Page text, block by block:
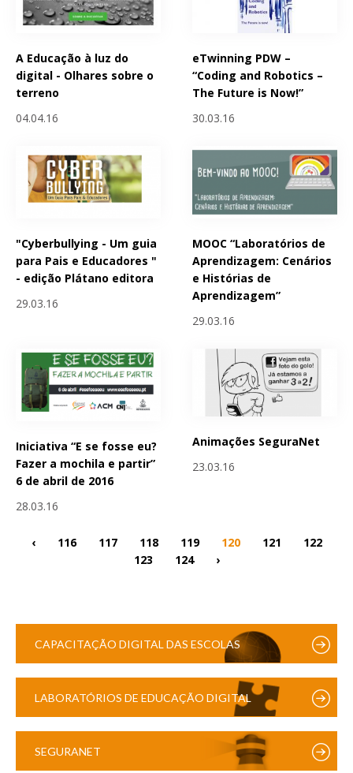
A Educação à luz do
digital - Olhares sobre o
terreno
04.04.16
eTwinning PDW –
“Coding and Robotics –
The Future is Now!”
30.03.16
"Cyberbullying - Um guia
para Pais e Educadores "
- edição Plátano editora
29.03.16
MOOC “Laboratórios de
Aprendizagem: Cenários
e Histórias de
Aprendizagem”
29.03.16
Iniciativa “E se fosse eu?
Fazer a mochila e partir”
6 de abril de 2016
28.03.16
Animações SeguraNet
23.03.16
‹ 116 117 118 119 120 121
122
123
124 ›
CAPACITAÇÃO DIGITAL DAS ESCOLAS
LABORATÓRIOS DE EDUCAÇÃO DIGITAL
SEGURANET